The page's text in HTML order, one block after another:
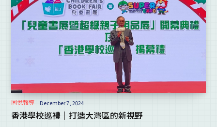
同悅報導 December 7, 2024
香港學校巡禮｜打造大灣區的新視野